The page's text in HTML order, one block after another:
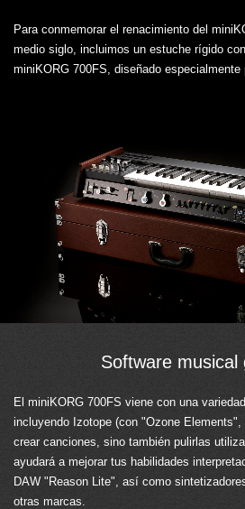
Para conmemorar el renacimiento del
medio siglo, incluimos un estuche rígido
miniKORG 700FS, diseñado especialmente
Software musical
El miniKORG 700FS viene con una
incluyendo Izotope (con "Ozone
crear canciones, sino también pulirlas
ayudará a mejorar tus habilidades
DAW "Reason Lite", así como
otras marcas.